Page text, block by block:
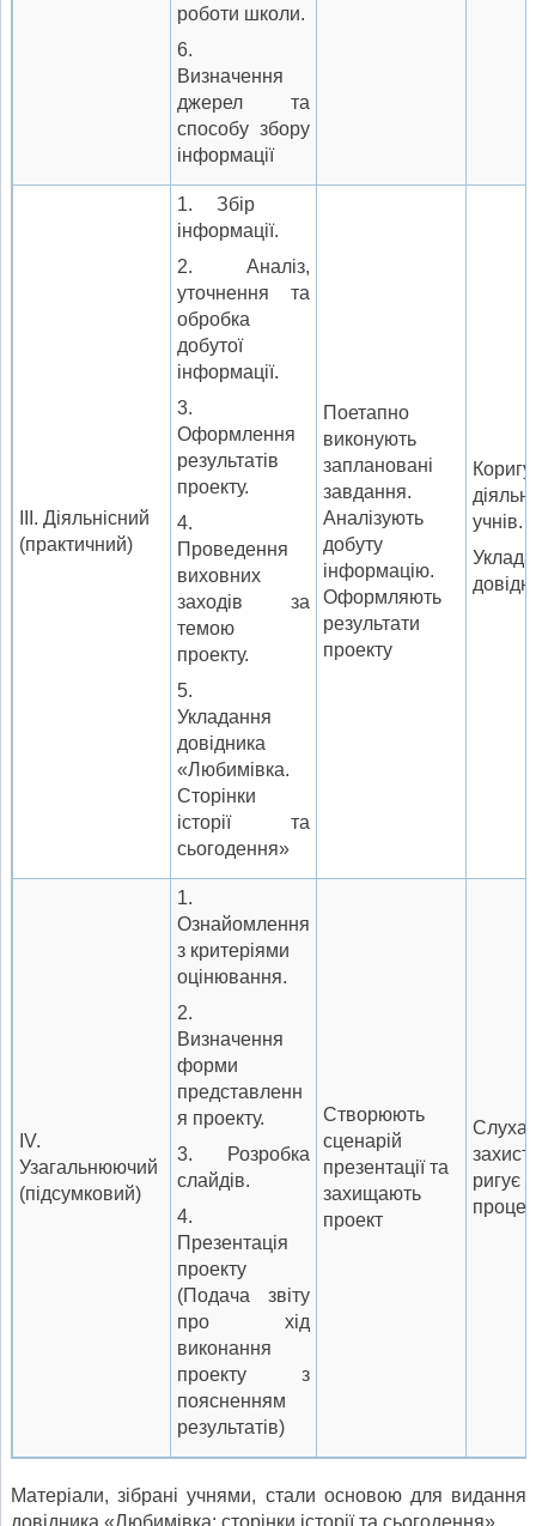
роботи школи.
6.
Визначення
джерел та
способу збору
інформації
III. Діяльнісний
(практичний)
1. Збір
інформації.
2. Аналіз,
уточнення та
обробка
добутої
інформації.
3.
Оформлення
результатів
проекту.
4.
Проведення
виховних
заходів за
темою
проекту.
5.
Укладання
довідника
«Любимівка.
Сторінки
історії та
сьогодення»
Поетапно
викону­ють
заплановані
за­вдання.
Аналізують
добуту
інформацію.
Оформляють
результати
проекту
учнів.
IV.
Узагальнюючий
(підсумковий)
1.
Ознайомлення
з критеріями
оцінювання.
2.
Визначення
форми
представленн
я проекту.
3. Розробка
слайдів.
4.
Презентація
проекту
(Подача звіту
про хід
виконання
проекту з
поясненням
результатів)
Створюють
сцена­рій
презентації та
захищають
проект
Слухає
захист
ригує
процес
Матеріали, зібрані учнями, стали основою для видання